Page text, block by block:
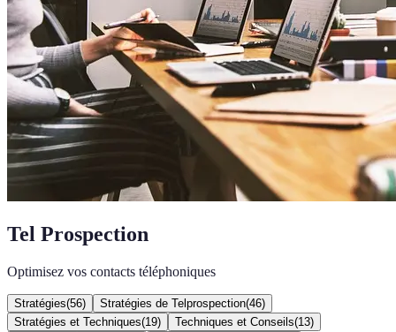
Tel Prospection
Optimisez vos contacts téléphoniques
Stratégies(56) Stratégies de Telprospection(46)
Stratégies et Techniques(19) Techniques et Conseils(13)